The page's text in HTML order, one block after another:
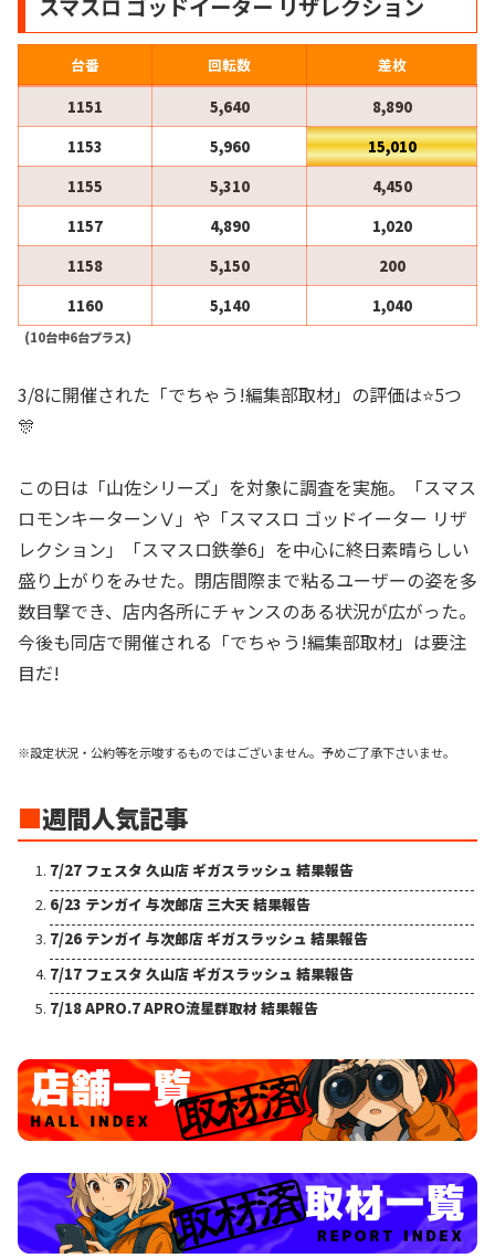
台番 回転数
差枚
1151
5,640
8,890
1153
5,960
15,010
1155
5,310
4,450
1157
4,890
1,020
1158
5,150
200
1160
5,140 1,040
(10台中6台プラス)
3/8に開催された「でちゃう!編集部取材」の評価は⭐️5つ
🎊
この日は「山佐シリーズ」を対象に調査を実施。「スマス
ロモンキーターンⅤ」や「スマスロ ゴッドイーター リザ
レクション」「スマスロ鉄拳6」を中心に終日素晴らしい
盛り上がりをみせた。閉店間際まで粘るユーザーの姿を多
数目撃でき、店内各所にチャンスのある状況が広がった。
今後も同店で開催される「でちゃう!編集部取材」は要注
目だ!
※設定状況・公約等を示唆するものではございません。予めご了承下さいませ。
■週間人気記事
7/27 フェスタ 久山店 ギガスラッシュ 結果報告
6/23 テンガイ 与次郎店 三大天 結果報告
7/26 テンガイ 与次郎店 ギガスラッシュ 結果報告
7/17 フェスタ 久山店 ギガスラッシュ 結果報告
7/18 APRO.7 APRO流星群取材 結果報告